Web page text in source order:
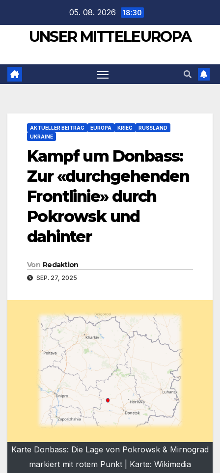
springen
05. 08. 2026 18:30
UNSER MITTELEUROPA
AKTUELLER BEITRAG EUROPA KRIEG
RUSSLAND
UKRAINE
Kampf um Donbass:
Zur «durchgehenden
Frontlinie» durch
Pokrowsk und
dahinter
Von Redaktion
SEP. 27, 2025
Karte Donbass: Die Lage von Pokrowsk & Mirnograd
markiert mit rotem Punkt | Karte: Wikimedia